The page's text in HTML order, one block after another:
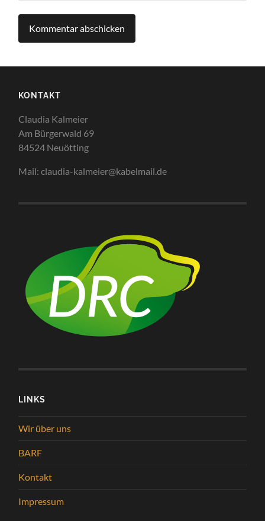
KONTAKT
Claudia Kalmeier
Am Bürgerwald 69
84524 Neuötting
Mail: claudia-kalmeier@kabelmail.de
LINKS
Wir über uns
BARF
Kontakt
Impressum